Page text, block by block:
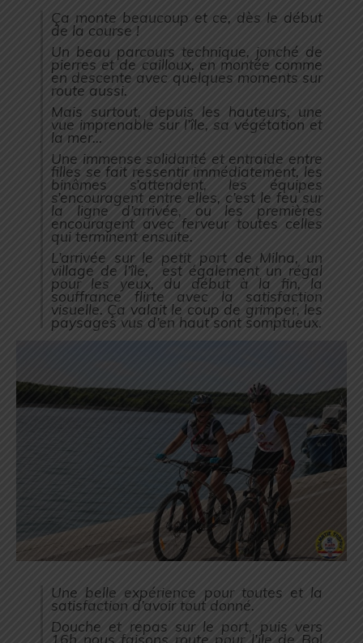
Ça monte beaucoup et ce, dès le début
de la course !
Un beau parcours technique, jonché de
pierres et de cailloux, en montée comme
en descente avec quelques moments sur
route aussi.
Mais surtout, depuis les hauteurs, une
vue imprenable sur l’île, sa végétation et
la mer…
Une immense solidarité et entraide entre
filles se fait ressentir immédiatement, les
binômes s’attendent, les équipes
s’encouragent entre elles, c’est le feu sur
la ligne d’arrivée, ou les premières
encouragent avec ferveur toutes celles
qui terminent ensuite.
L’arrivée sur le petit port de Milna, un
village de l’île, est également un régal
pour les yeux, du début à la fin, la
souffrance flirte avec la satisfaction
visuelle. Ça valait le coup de grimper, les
paysages vus d’en haut sont somptueux.
Une belle expérience pour toutes et la
satisfaction d’avoir tout donné.
Douche et repas sur le port, puis vers
16h nous faisons route pour l’ile de Bol